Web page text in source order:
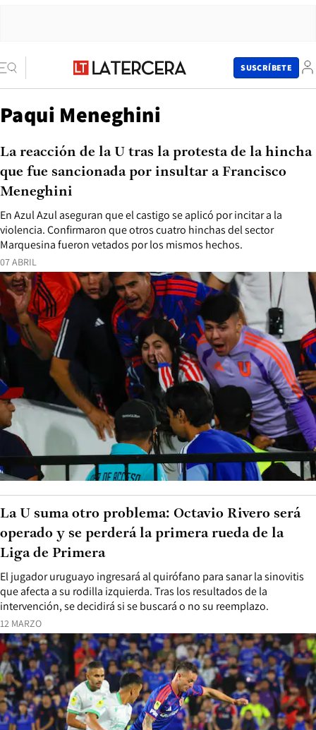
SUSCRÍBETE
Paqui Meneghini
07 ABRIL
En Azul Azul aseguran que el castigo se aplicó por incitar a la
violencia. Confirmaron que otros cuatro hinchas del sector
Marquesina fueron vetados por los mismos hechos.
La reacción de la U tras la protesta de la hincha
que fue sancionada por insultar a Francisco
Meneghini
12 MARZO
El jugador uruguayo ingresará al quirófano para sanar la sinovitis
que afecta a su rodilla izquierda. Tras los resultados de la
intervención, se decidirá si se buscará o no su reemplazo.
La U suma otro problema: Octavio Rivero será
operado y se perderá la primera rueda de la
Liga de Primera